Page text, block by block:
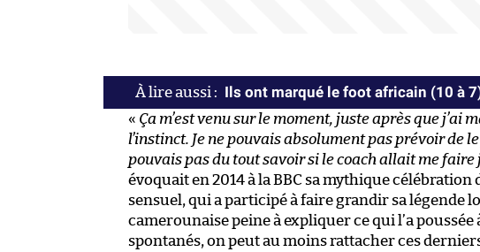
Ils ont marqué le foot africain (10 à
« Ça m’est venu sur le moment, juste après que j’ai
l’instinct. Je ne pouvais absolument pas prévoir de
pouvais pas du tout savoir si le coach allait me faire
évoquait en 2014 à la BBC sa mythique
sensuel, qui a participé à faire grandir sa légende
camerounaise peine à expliquer ce qui l’a poussée
spontanés, on peut au moins rattacher ces